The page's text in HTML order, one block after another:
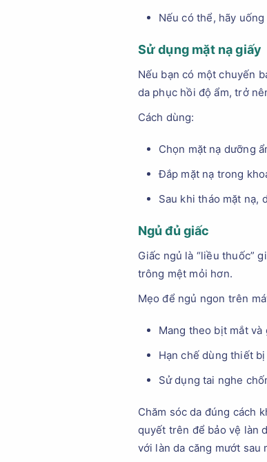
Nếu có thể, hãy
Sử dụng mặt nạ giấy
Nếu bạn có một chuyến
da phục hồi độ ẩm, trở
Cách dùng:
Chọn mặt nạ dưỡng
Đắp mặt nạ trong
Sau khi tháo mặt nạ,
Ngủ đủ giấc
Giấc ngủ là “liều thuốc”
trông mệt mỏi hơn.
Mẹo để ngủ ngon trên
Mang theo bịt mắt
Hạn chế dùng thiết
Sử dụng tai nghe
Chăm sóc da đúng cách
quyết trên để bảo vệ làn
với làn da căng mướt sau